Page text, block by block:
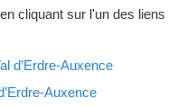
cliquant sur l'un des liens
d’Erdre-Auxence
Auxence